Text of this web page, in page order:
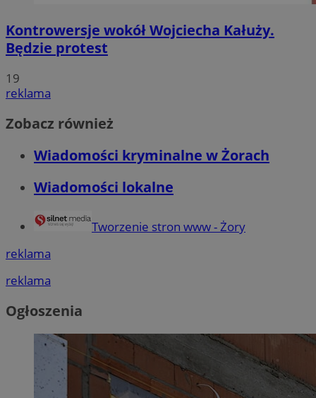
Kontrowersje wokół Wojciecha Kałuży.
Będzie protest
19
reklama
Zobacz również
Wiadomości kryminalne w Żorach
Wiadomości lokalne
Tworzenie stron www - Żory
reklama
reklama
Ogłoszenia